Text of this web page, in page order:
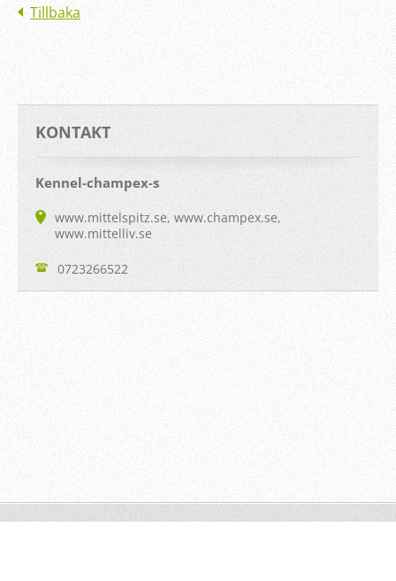
Tillbaka
KONTAKT
Kennel-champex-s
www.mittelspitz.se, www.champex.se,
www.mittelliv.se
0723266522